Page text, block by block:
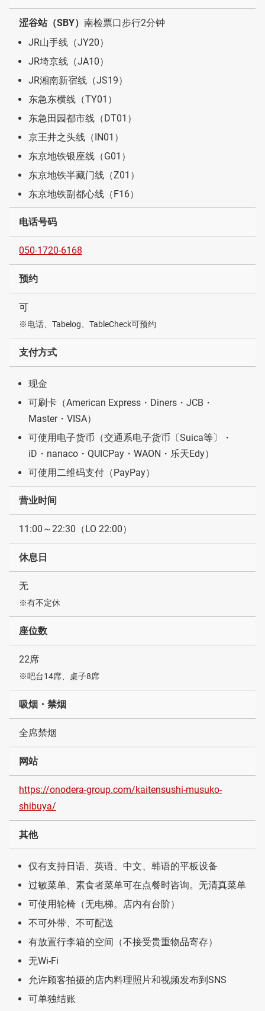
涩谷站（SBY） 南检票口步行2分钟
JR山手线（JY20）
JR埼京线（JA10）
JR湘南新宿线（JS19）
东急东横线（TY01）
东急田园都市线（DT01）
京王井之头线（IN01）
东京地铁银座线（G01）
东京地铁半藏门线（Z01）
东京地铁副都心线（F16）
电话号码
050-1720-6168
预约
可
※电话、Tabelog、TableCheck可预约
支付方式
现金
可刷卡（American Express・Diners・JCB・
Master・VISA）
可使用电子货币（交通系电子货币〔Suica等〕・
iD・nanaco・QUICPay・WAON・乐天Edy）
可使用二维码支付（PayPay）
营业时间
11:00～22:30（LO 22:00）
休息日
无
※有不定休
座位数
22席
※吧台14席、桌子8席
吸烟・禁烟
全席禁烟
网站
https://onodera-group.com/kaitensushi-musuko-
shibuya/
其他
仅有支持日语、英语、中文、韩语的平板设备
过敏菜单、素食者菜单可在点餐时咨询。无清真菜单
可使用轮椅（无电梯。店内有台阶）
不可外带、不可配送
有放置行李箱的空间（不接受贵重物品寄存）
无Wi-Fi
允许顾客拍摄的店内料理照片和视频发布到SNS
可单独结账